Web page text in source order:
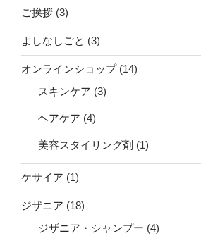
ご挨拶 (3)
よしなしごと (3)
オンラインショップ(14)
スキンケア (3)
ヘアケア (4)
美容スタイリング剤 (1)
ケサイア (1)
ジザニア (18)
ジザニア・シャンプー (4)